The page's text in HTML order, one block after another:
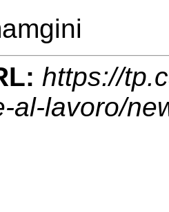
https://
al-lavoro/